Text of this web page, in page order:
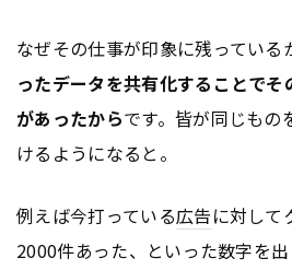
なぜその仕事が印象に残っている
ったデータを共有化することで
があったからです。皆が同じもの
けるようになると。
例えば今打っている広告に対して
2000件あった、といった数字を